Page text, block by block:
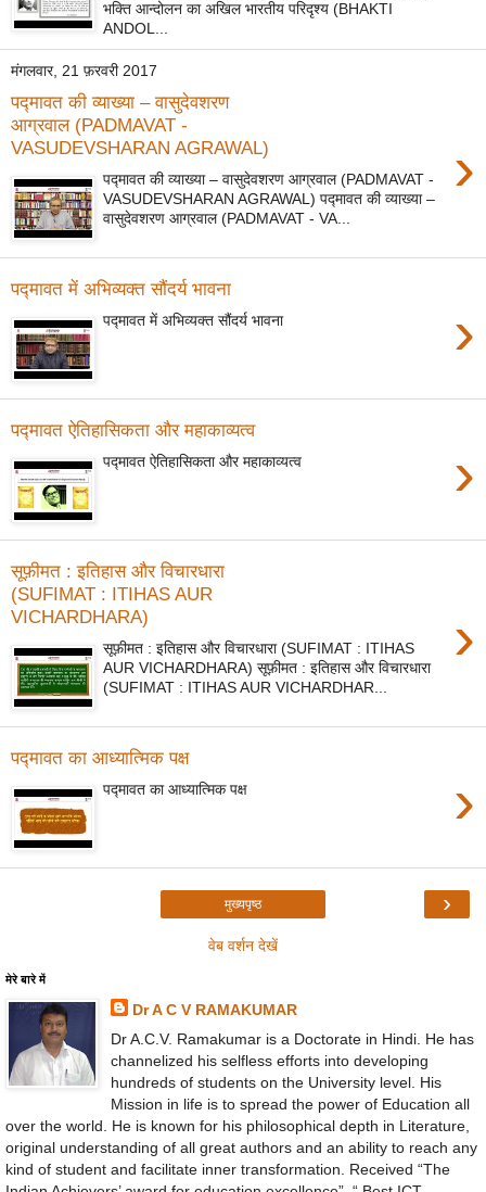
भक्ति आन्दोलन का अखिल भारतीय परिदृश्य (BHAKTI
ANDOL...
मंगलवार, 21 फ़रवरी 2017
पद्मावत की व्याख्या – वासुदेवशरण
आग्रवाल (PADMAVAT -
VASUDEVSHARAN AGRAWAL)
›
पद्मावत की व्याख्या – वासुदेवशरण आग्रवाल (PADMAVAT -
VASUDEVSHARAN AGRAWAL) पद्मावत की व्याख्या –
वासुदेवशरण आग्रवाल (PADMAVAT - VA...
पद्मावत में अभिव्यक्त सौंदर्य भावना
›
पद्मावत में अभिव्यक्त सौंदर्य भावना
पद्मावत ऐतिहासिकता और महाकाव्यत्व
›
पद्मावत ऐतिहासिकता और महाकाव्यत्व
सूफ़ीमत : इतिहास और विचारधारा
(SUFIMAT : ITIHAS AUR
VICHARDHARA)
›
सूफ़ीमत : इतिहास और विचारधारा (SUFIMAT : ITIHAS
AUR VICHARDHARA) सूफ़ीमत : इतिहास और विचारधारा
(SUFIMAT : ITIHAS AUR VICHARDHAR...
पद्मावत का आध्यात्मिक पक्ष
›
पद्मावत का आध्यात्मिक पक्ष
›
मुख्यपृष्ठ
वेब वर्शन देखें
मेरे बारे में
Dr A C V RAMAKUMAR
Dr A.C.V. Ramakumar is a Doctorate in Hindi. He has
channelized his selfless efforts into developing
hundreds of students on the University level. His
Mission in life is to spread the power of Education all
over the world. He is known for his philosophical depth in Literature,
original understanding of all great authors and an ability to reach any
kind of student and facilitate inner transformation. Received “The